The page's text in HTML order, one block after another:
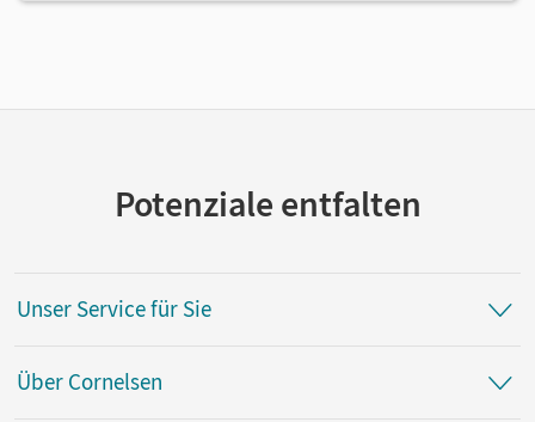
Potenziale entfalten
Unser Service für Sie
Über Cornelsen